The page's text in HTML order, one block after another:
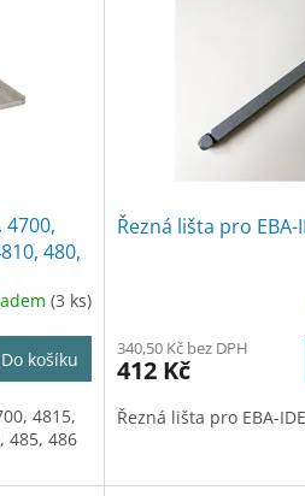
4700,
480,
(3 ks)
Do košíku
4815,
485, 486
Řezná lišta pro EBA-
340,50 Kč bez DPH
412 Kč
Řezná lišta pro EBA-